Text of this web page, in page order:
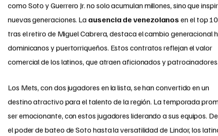
como Soto y Guerrero Jr. no solo acumulan millones, sino que
nuevas generaciones. La ausencia de venezolanos en el top
tras el retiro de Miguel Cabrera, destaca el cambio generacional
dominicanos y puertorriqueños. Estos contratos reflejan el valor
comercial de los latinos, que atraen aficionados y
Los Mets, con dos jugadores en la lista, se han convertido en un
destino atractivo para el talento de la región. La temporada
ser emocionante, con estos jugadores liderando a sus equipos.
el poder de bateo de Soto hasta la versatilidad de Lindor, los